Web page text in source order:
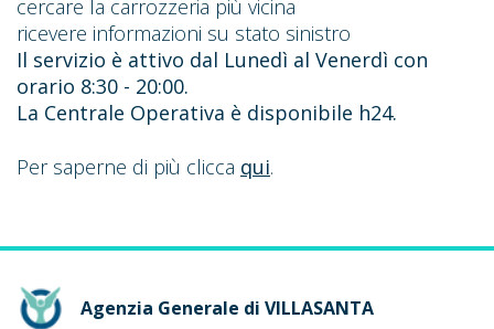
cercare la carrozzeria più vicina
ricevere informazioni su stato sinistro
Il servizio è attivo dal Lunedì al Venerdì con
orario 8:30 - 20:00.
La Centrale Operativa è disponibile h24.
Per saperne di più clicca qui.
Agenzia Generale di VILLASANTA